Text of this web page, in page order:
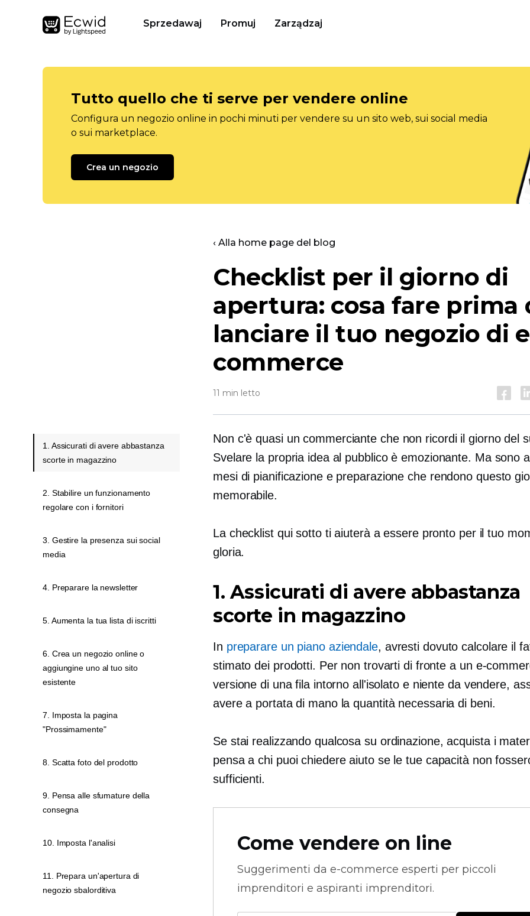
Sprzedawaj Promuj Zarządzaj
Tutto quello che ti serve per vendere online
Configura un negozio online in pochi minuti per vendere su un sito web, sui social media
o sui marketplace.
Crea un negozio
‹ Alla home page del blog
Checklist per il giorno di
apertura: cosa fare prima
lanciare il tuo negozio di
commerce
11 min letto
Non c'è quasi un commerciante che non ricordi il giorno del
Svelare la propria idea al pubblico è emozionante. Ma sono
mesi di pianificazione e preparazione che rendono questo
memorabile.
La checklist qui sotto ti aiuterà a essere pronto per il tuo
gloria.
1. Assicurati di avere abbastanza
scorte in magazzino
In preparare un piano aziendale, avresti dovuto calcolare il
stimato dei prodotti. Per non trovarti di fronte a un e-
versione di una fila intorno all'isolato e niente da vendere,
avere a portata di mano la quantità necessaria di beni.
Se stai realizzando qualcosa su ordinazione, acquista i
pensa a chi puoi chiedere aiuto se le tue capacità non
sufficienti.
Come vendere on line
Suggerimenti da e-commerce esperti per piccoli
imprenditori e aspiranti imprenditori.
1. Assicurati di avere abbastanza
scorte in magazzino
2. Stabilire un funzionamento
regolare con i fornitori
3. Gestire la presenza sui social
media
4. Preparare la newsletter
5. Aumenta la tua lista di iscritti
6. Crea un negozio online o
aggiungine uno al tuo sito
esistente
7. Imposta la pagina
"Prossimamente"
8. Scatta foto del prodotto
9. Pensa alle sfumature della
consegna
10. Imposta l'analisi
11. Prepara un'apertura di
negozio sbalorditiva